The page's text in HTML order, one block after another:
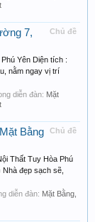
Chủ đề
7,
Yên Diện tích :
nằm ngay vị trí
diễn đàn: Mặt
Chủ đề
Bằng
Thất Tuy Hòa Phú
đẹp sạch sẽ,
diễn đàn: Mặt Bằng,